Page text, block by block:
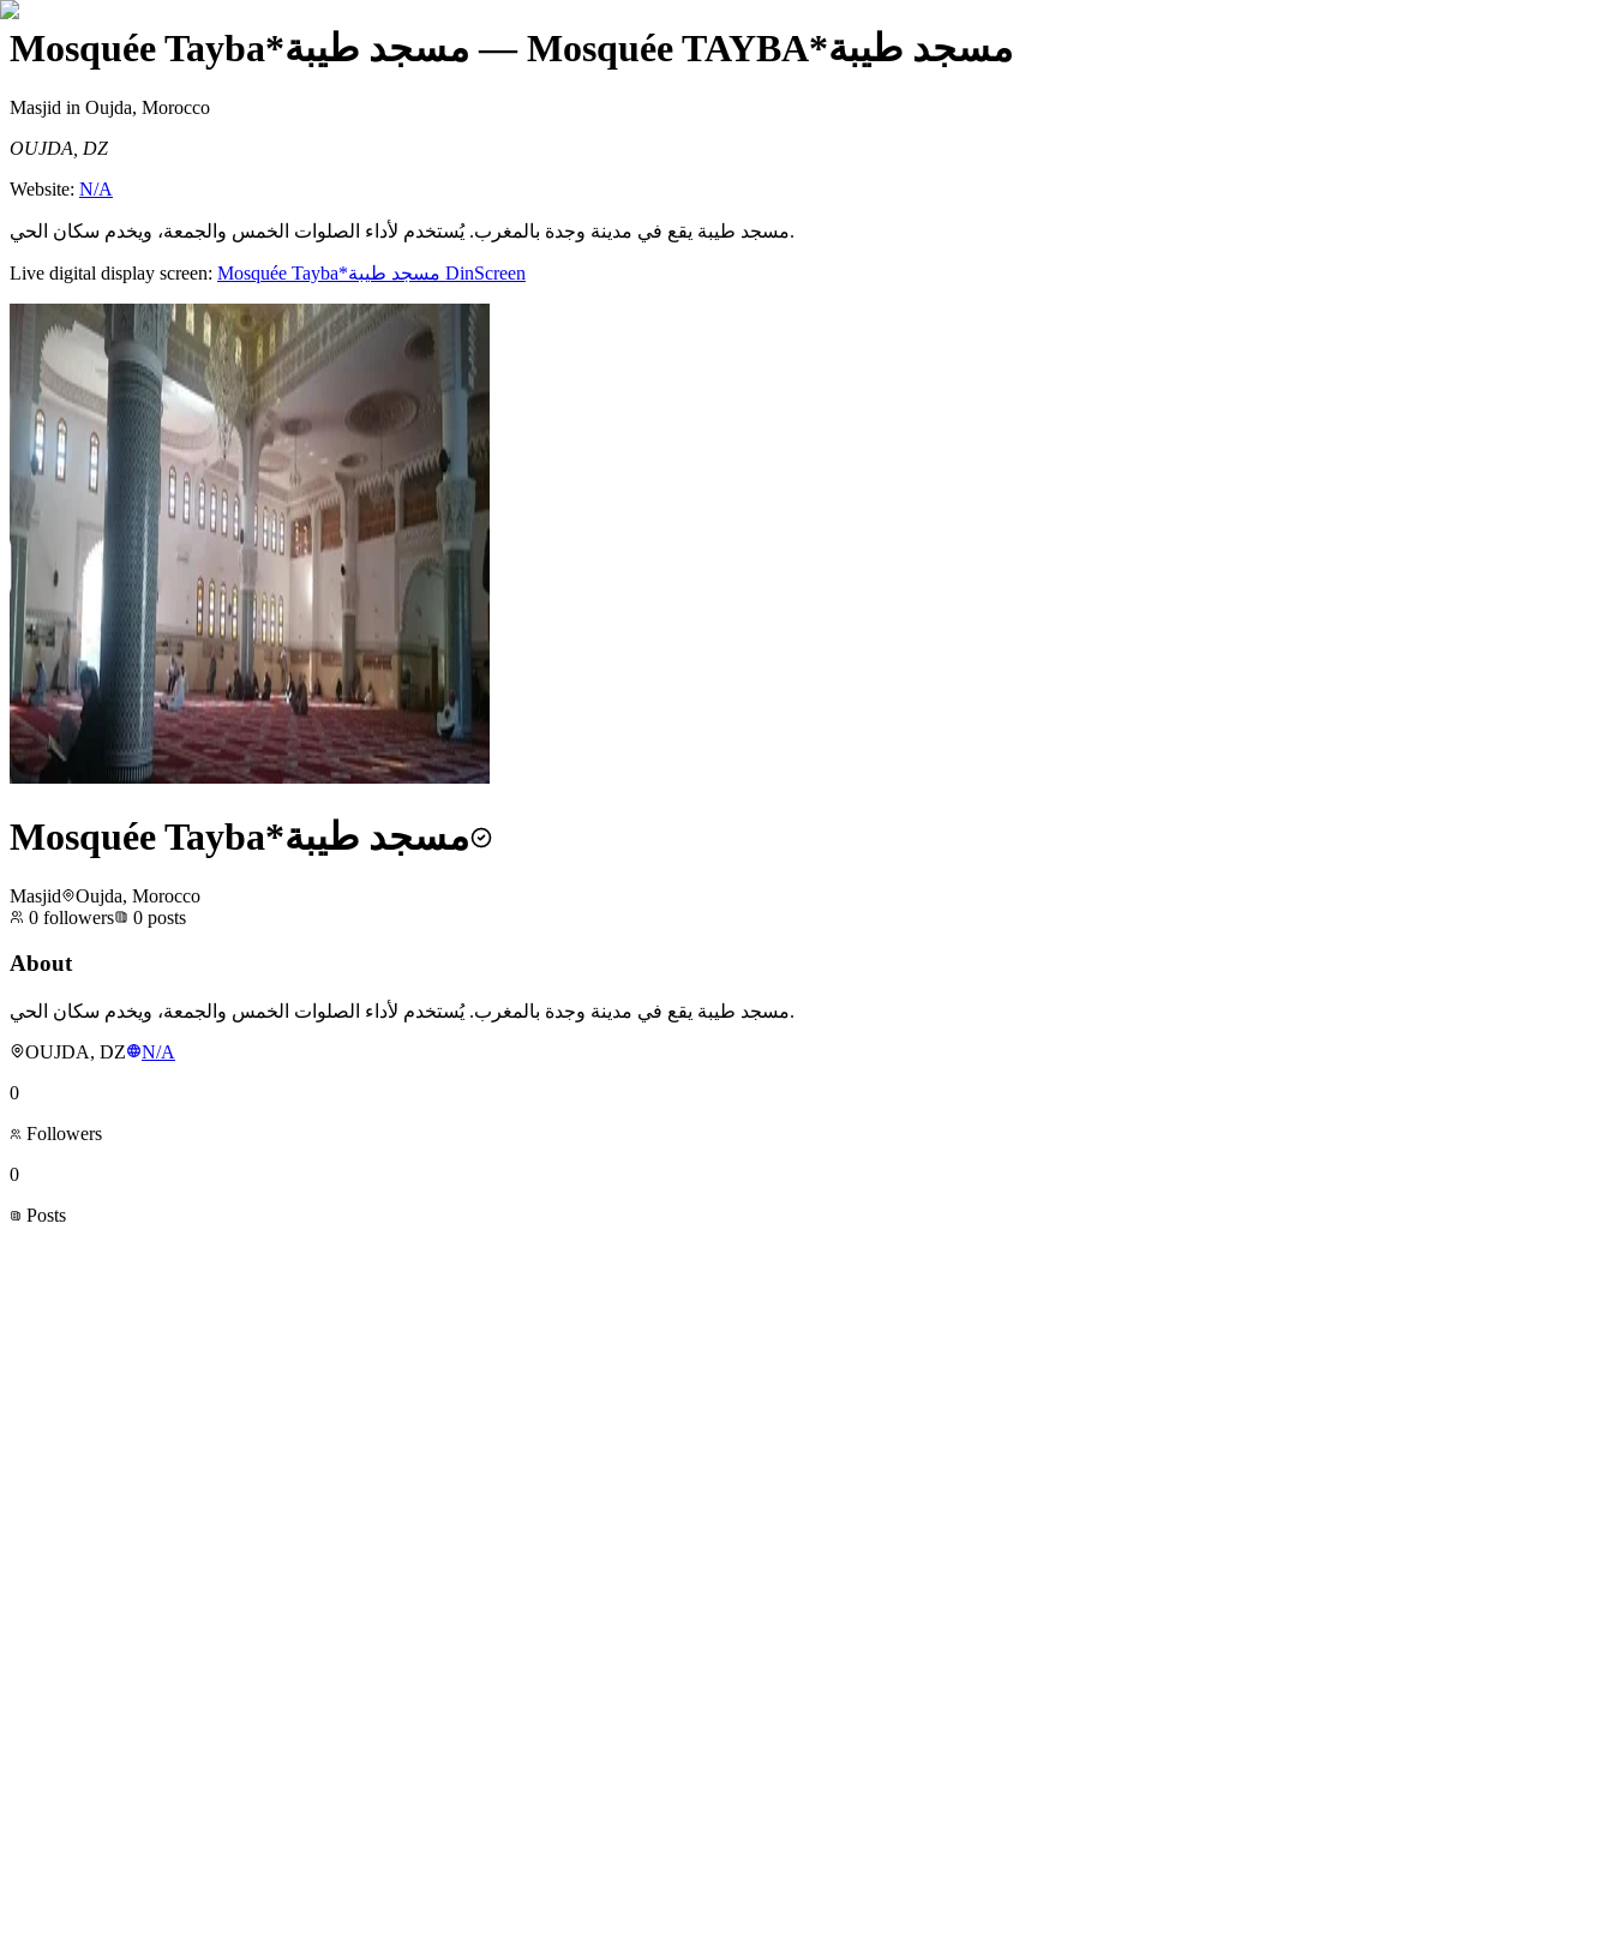
Mosquée Tayba*مسجد طيبة — Mosquée TAYBA*مسجد طيبة
Masjid in Oujda, Morocco
OUJDA, DZ
Website: N/A
مسجد طيبة يقع في مدينة وجدة بالمغرب. يُستخدم لأداء الصلوات الخمس والجمعة، ويخدم سكان الحي.
Live digital display screen: Mosquée Tayba*مسجد طيبة DinScreen
Mosquée Tayba*مسجد طيبة
Masjid
Oujda, Morocco
0 followers 0 posts
About
مسجد طيبة يقع في مدينة وجدة بالمغرب. يُستخدم لأداء الصلوات الخمس والجمعة، ويخدم سكان الحي.
OUJDA, DZ
N/A
0
Followers
0
Posts